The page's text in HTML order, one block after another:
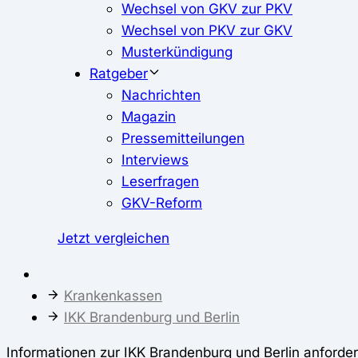
Wechsel von GKV zur PKV
Wechsel von PKV zur GKV
Musterkündigung
Ratgeber
Nachrichten
Magazin
Pressemitteilungen
Interviews
Leserfragen
GKV-Reform
Jetzt vergleichen
Krankenkassen
IKK Brandenburg und Berlin
Informationen zur IKK Brandenburg und Berlin